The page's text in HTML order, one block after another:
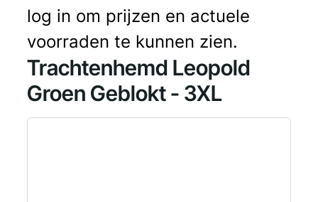
log in om prijzen en actuele
voorraden te kunnen zien.
Trachtenhemd Leopold
Groen Geblokt - 3XL